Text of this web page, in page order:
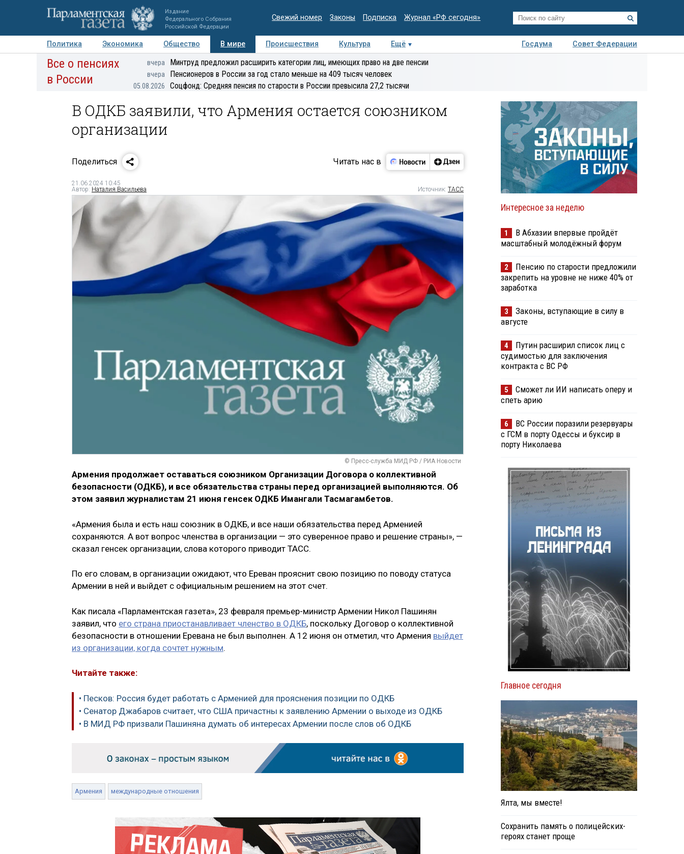
Издание
Федерального Собрания
Российской Федерации
Свежий номер Законы Подписка Журнал «РФ сегодня»
Политика Экономика Общество В мире Происшествия Культура Ещё Госдума
Совет Федерации
Авторы Персоны Мнения Регионы Медиацентр Интервью Колумнисты
Деловая
Все о пенсиях
в России
вчера Минтруд предложил расширить категории лиц, имеющих право на две пенсии
вчера Пенсионеров в России за год стало меньше на 409 тысяч человек
05.08.2026 Соцфонд: Средняя пенсия по старости в России превысила 27,2 тысячи
В ОДКБ заявили, что Армения остается союзником
организации
Поделиться Читать нас в
21.06.2024 10:45
Автор: Наталия Васильева Источник: ТАСС
© Пресс-служба МИД РФ / РИА Новости
Армения продолжает оставаться союзником Организации Договора о коллективной
безопасности (ОДКБ), и все обязательства страны перед организацией выполняются. Об
этом заявил журналистам 21 июня генсек ОДКБ Имангали Тасмагамбетов.
«Армения была и есть наш союзник в ОДКБ, и все наши обязательства перед Арменией
сохраняются. А вот вопрос членства в организации — это суверенное право и решение страны», —
сказал генсек организации, слова которого приводит ТАСС.
По его словам, в организации ожидают, что Ереван прояснит свою позицию по поводу статуса
Армении в ней и выйдет с официальным решением на этот счет.
Как писала «Парламентская газета», 23 февраля премьер-министр Армении Никол Пашинян
заявил, что его страна приостанавливает членство в ОДКБ, поскольку Договор о коллективной
безопасности в отношении Еревана не был выполнен. А 12 июня он отметил, что Армения выйдет
из организации, когда сочтет нужным.
Читайте также:
• Песков: Россия будет работать с Арменией для прояснения позиции по ОДКБ
• Сенатор Джабаров считает, что США причастны к заявлению Армении о выходе из ОДКБ
• В МИД РФ призвали Пашиняна думать об интересах Армении после слов об ОДКБ
Армения международные отношения
Интересное за неделю
1
В Абхазии впервые пройдёт
масштабный молодёжный форум
2
Пенсию по старости предложили
закрепить на уровне не ниже 40% от
заработка
3
Законы, вступающие в силу в
августе
4
Путин расширил список лиц с
судимостью для заключения
контракта с ВС РФ
5
Сможет ли ИИ написать оперу и
спеть арию
6
ВС России поразили резервуары
с ГСМ в порту Одессы и буксир в
порту Николаева
Главное сегодня
Ялта, мы вместе!
Сохранить память о полицейских-
героях станет проще